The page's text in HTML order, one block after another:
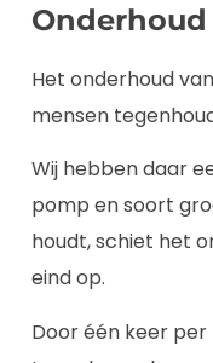
Het onderhoud
mensen
Wij hebben daar
pomp en soort
houdt, schiet het
eind op.
Door één keer